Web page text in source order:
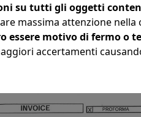
su tutti gli oggetti
massima attenzione
motivo di fermo o
accertamenti